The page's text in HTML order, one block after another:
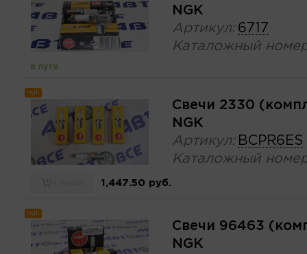
NGK
Артикул: 6717
Каталожный
в пути
ngk
Свечи 2330
NGK
Артикул: BCPR6ES
Каталожный
1,447.50 руб.
ngk
Свечи 96463
NGK